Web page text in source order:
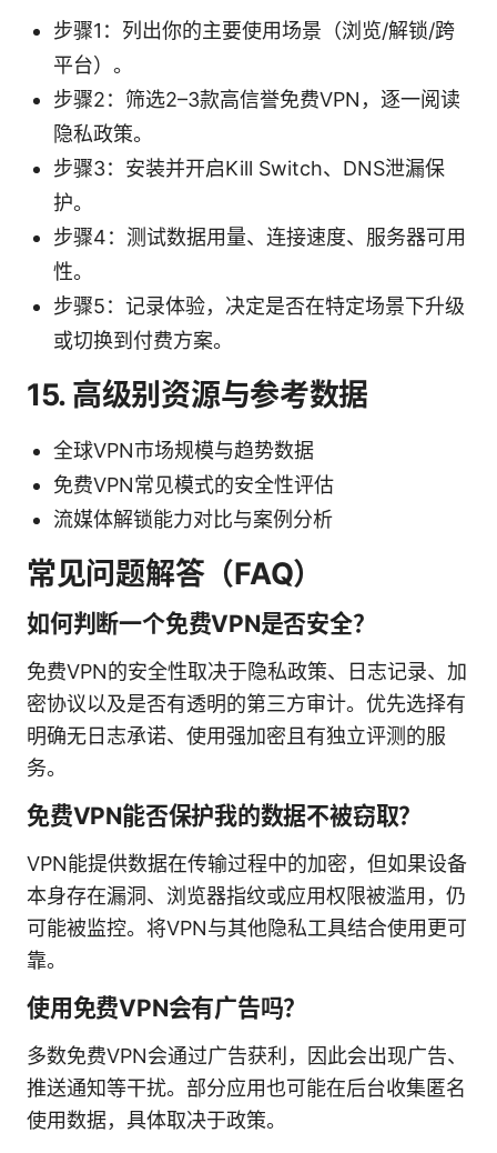
步骤1：列出你的主要使用场景（浏览/解锁/跨
平台）。
步骤2：筛选2–3款高信誉免费VPN，逐一阅读
隐私政策。
步骤3：安装并开启Kill Switch、DNS泄漏保
护。
步骤4：测试数据用量、连接速度、服务器可用
性。
步骤5：记录体验，决定是否在特定场景下升级
或切换到付费方案。
15. 高级别资源与参考数据
全球VPN市场规模与趋势数据
免费VPN常见模式的安全性评估
流媒体解锁能力对比与案例分析
常见问题解答（FAQ）
如何判断一个免费VPN是否安全？
免费VPN的安全性取决于隐私政策、日志记录、加
密协议以及是否有透明的第三方审计。优先选择有
明确无日志承诺、使用强加密且有独立评测的服
务。
免费VPN能否保护我的数据不被窃取？
VPN能提供数据在传输过程中的加密，但如果设备
本身存在漏洞、浏览器指纹或应用权限被滥用，仍
可能被监控。将VPN与其他隐私工具结合使用更可
靠。
使用免费VPN会有广告吗？
多数免费VPN会通过广告获利，因此会出现广告、
推送通知等干扰。部分应用也可能在后台收集匿名
使用数据，具体取决于政策。